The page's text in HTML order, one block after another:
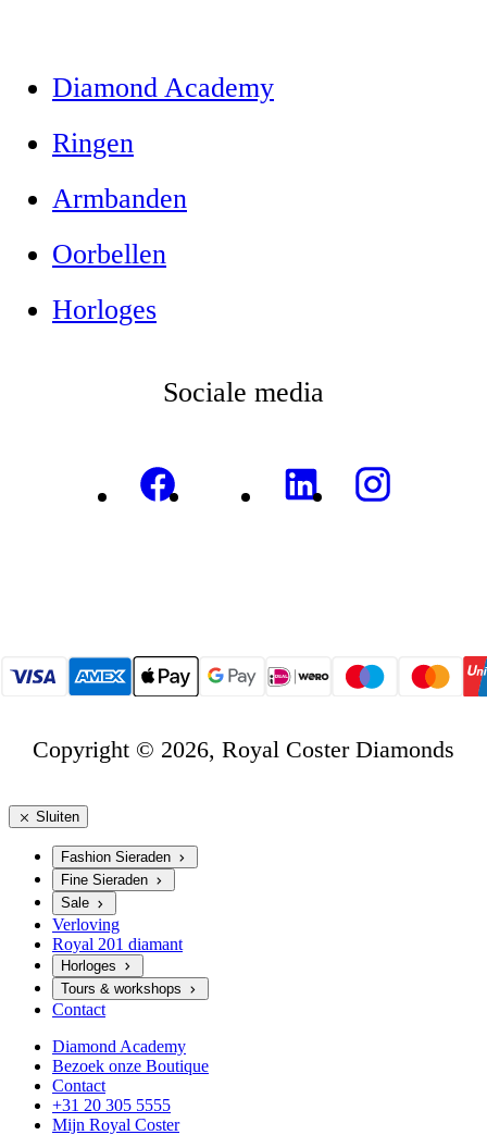
Diamond Academy
Ringen
Armbanden
Oorbellen
Horloges
Sociale media
Copyright © 2026, Royal Coster Diamonds
Sluiten
Fashion Sieraden
Fine Sieraden
Sale
Verloving
Royal 201 diamant
Horloges
Tours & workshops
Contact
Diamond Academy
Bezoek onze Boutique
Contact
+31 20 305 5555
Mijn Royal Coster